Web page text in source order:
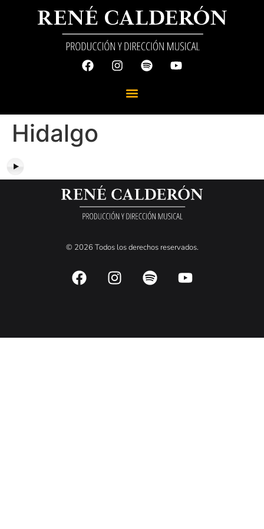
Hidalgo
© 2026 Todos los derechos reservados.